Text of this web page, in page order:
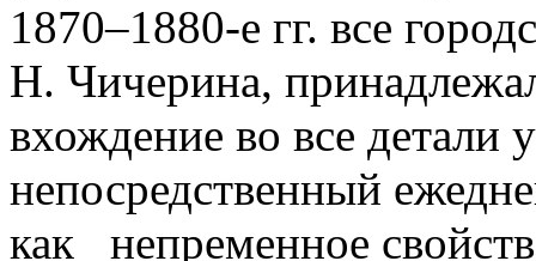
1870–1880-е гг. все
Н. Чичерина,
вхождение во все детали
непосредственный
как непременное